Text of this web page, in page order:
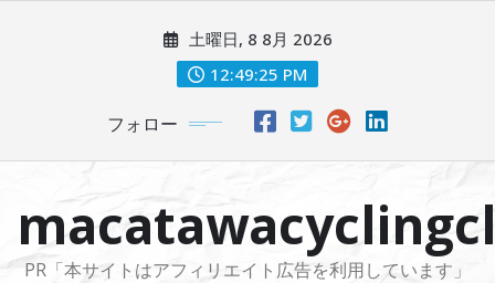
に
土曜日, 8 8月 2026
12:49:26 PM
フォロー
PR「本サイトはアフィリエイト広告を利用しています」